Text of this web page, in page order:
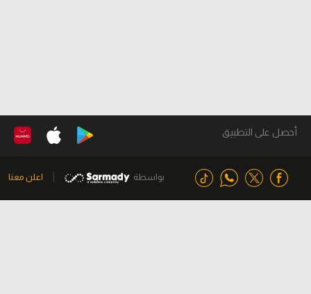
أحصل على التطبيق
بواسطة اعلن معنا